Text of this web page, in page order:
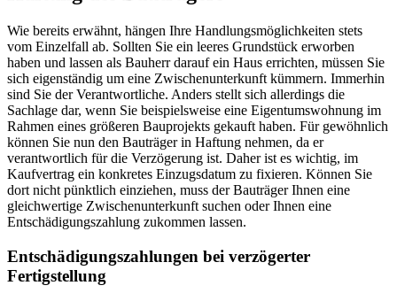
Wie bereits erwähnt, hängen Ihre Handlungsmöglichkeiten stets
vom Einzelfall ab. Sollten Sie ein leeres Grundstück erworben
haben und lassen als Bauherr darauf ein Haus errichten, müssen Sie
sich eigenständig um eine Zwischenunterkunft kümmern. Immerhin
sind Sie der Verantwortliche. Anders stellt sich allerdings die
Sachlage dar, wenn Sie beispielsweise eine Eigentumswohnung im
Rahmen eines größeren Bauprojekts gekauft haben. Für gewöhnlich
können Sie nun den Bauträger in Haftung nehmen, da er
verantwortlich für die Verzögerung ist. Daher ist es wichtig, im
Kaufvertrag ein konkretes Einzugsdatum zu fixieren. Können Sie
dort nicht pünktlich einziehen, muss der Bauträger Ihnen eine
gleichwertige Zwischenunterkunft suchen oder Ihnen eine
Entschädigungszahlung zukommen lassen.
Entschädigungszahlungen bei verzögerter
Fertigstellung